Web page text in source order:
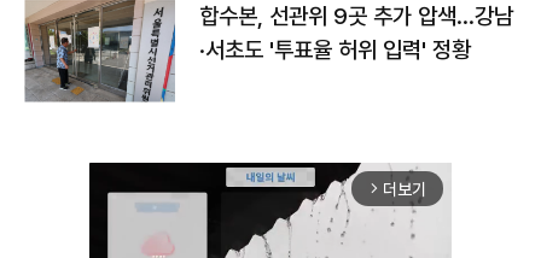
합수본, 선관위 9곳 추가 압색…강남
·서초도 '투표율 허위 입력' 정황
arrow_forward_ios 더보기